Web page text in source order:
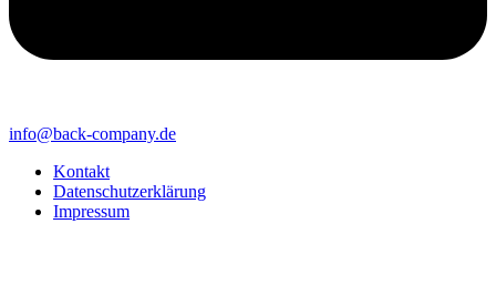
info@back-company.de
Kontakt
Datenschutzerklärung
Impressum